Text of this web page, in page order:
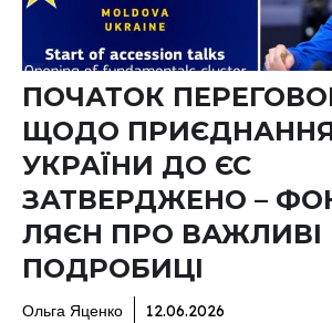
ПОЧАТОК
ЩОДО
УКРАЇНИ ДО ЄС
ЗАТВЕРДЖЕНО –
ЛЯЄН ПРО ВАЖЛИВІ
ПОДРОБИЦІ
Ольга Яценко 12.06.2026